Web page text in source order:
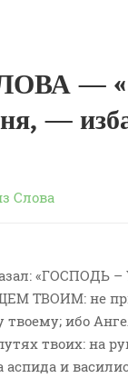
—
—
Слова
ТВОИМ: не
ибо
твоих: на
и